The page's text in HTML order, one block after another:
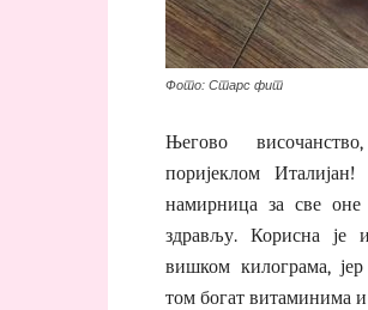
Фото: Старс фит
Његово
поријеклом
намирница за све
здрављу. Корисна је
вишком килограма,
том богат витаминима